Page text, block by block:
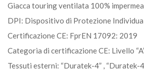
Giacca touring ventilata 100%
DPI: Dispositivo di Protezione
Certificazione CE: FprEN 17092: 2019
Categoria di certificazione CE: Livello
Tessuti esterni: “Duratek-4” , “Duratek-